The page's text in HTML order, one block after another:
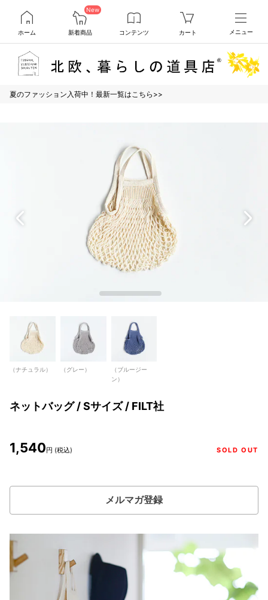
ホーム
New
新着商品 コンテンツ カート メニュー
夏のファッション入荷中！最新一覧はこちら>>
（ナチュラル） （グレー）
（ブルージー
ン）
ネットバッグ / Sサイズ / FILT社
1,540円 (税込) SOLD OUT
メルマガ登録